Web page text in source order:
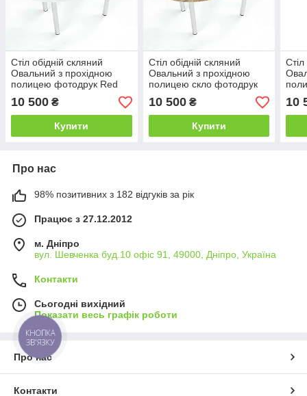
Стіл обідній скляний
Овальний з прохідною
полицею фотодрук Red
berry 1100х650*Еко мм
(БЦ-Стіл ТМ)
10 500 ₴
Купити
Стіл обідній скляний
Овальний з прохідною
полицею скло фотодрук
Coffee 1100х650*Еко мм
(БЦ-Стіл ТМ)
10 500₴
Купити
ТМ)
10
Про нас
98% позитивних з 182 відгуків за рік
Працює з 27.12.2012
м. Дніпро
вул. Шевченка буд.10 офіс 91, 49000, Дніпро, Україна
Контакти
Сьогодні вихідний
Показати весь графік роботи
Про нас
Контакти
КНОПКА
ЗВ'ЯЗКУ